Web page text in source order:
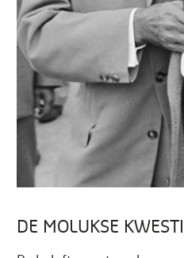
DE MOLUKSE